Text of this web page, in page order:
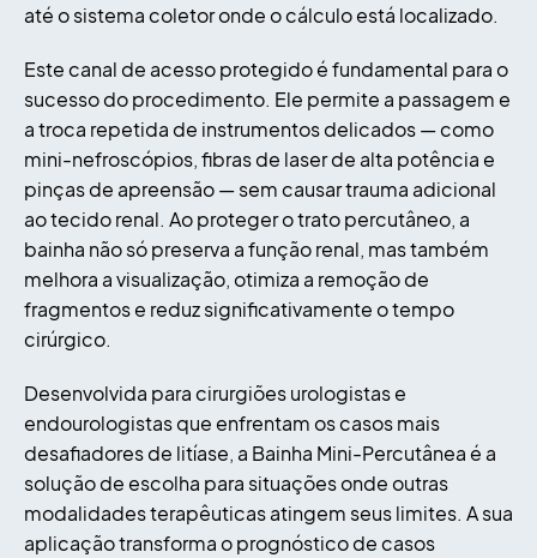
até o sistema coletor onde o cálculo está localizado.
Este canal de acesso protegido é fundamental para o
sucesso do procedimento. Ele permite a passagem e
a troca repetida de instrumentos delicados — como
mini-nefroscópios, fibras de laser de alta potência e
pinças de apreensão — sem causar trauma adicional
ao tecido renal. Ao proteger o trato percutâneo, a
bainha não só preserva a função renal, mas também
melhora a visualização, otimiza a remoção de
fragmentos e reduz significativamente o tempo
cirúrgico.
Desenvolvida para cirurgiões urologistas e
endourologistas que enfrentam os casos mais
desafiadores de litíase, a Bainha Mini-Percutânea é a
solução de escolha para situações onde outras
modalidades terapêuticas atingem seus limites. A sua
aplicação transforma o prognóstico de casos